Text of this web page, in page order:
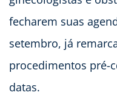
fecharem suas
setembro, já
procedimentos pré-
datas.